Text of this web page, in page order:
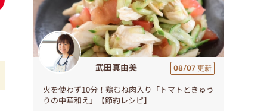
武田真由美 08/07 更新
火を使わず10分！鶏むね肉入り「トマトときゅう
りの中華和え」【節約レシピ】